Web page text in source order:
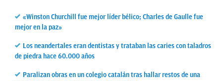
«Winston Churchill fue mejor líder bélico; Charles de Gaulle fue
mejor en la paz»
Los neandertales eran dentistas y trataban las caries con taladros
de piedra hace 60.000 años
Paralizan obras en un colegio catalán tras hallar restos de una